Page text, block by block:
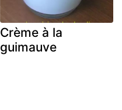
Crème à la
guimauve